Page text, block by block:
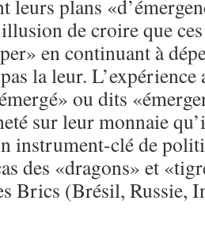
leurs plans
de croire que
en continuant à
la leur.
ou dits
sur leur monnaie
instrument-clé de
des «dragons» et
Brics (Brésil, Russie,